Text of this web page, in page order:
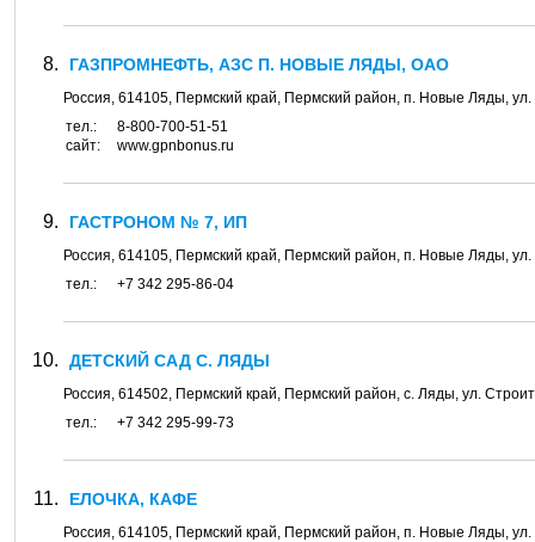
ГАЗПРОМНЕФТЬ, АЗС П. НОВЫЕ ЛЯДЫ, ОАО
Россия, 614105, Пермский край, Пермский район, п. Новые Ляды, ул.
тел.:
8-800-700-51-51
сайт:
www.gpnbonus.ru
ГАСТРОНОМ № 7, ИП
Россия, 614105, Пермский край, Пермский район, п. Новые Ляды, ул.
тел.:
+7 342 295-86-04
ДЕТСКИЙ САД С. ЛЯДЫ
Россия, 614502, Пермский край, Пермский район, с. Ляды, ул.
тел.:
+7 342 295-99-73
ЕЛОЧКА, КАФЕ
Россия, 614105, Пермский край, Пермский район, п. Новые Ляды, ул.